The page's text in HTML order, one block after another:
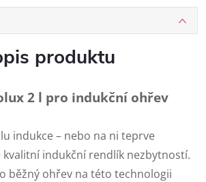
produktu
2 l pro indukční ohřev
indukce – nebo na ni teprve
kvalitní indukční rendlík nezbytností.
běžný ohřev na této technologii